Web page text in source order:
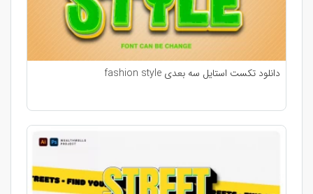
دانلود تکست استایل سه بعدی fashion style